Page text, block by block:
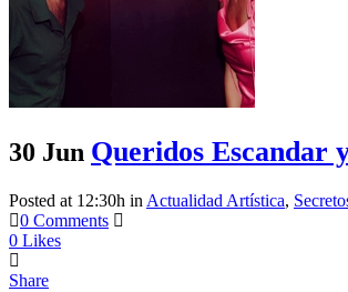
30 Jun Queridos Escandar
Posted at 12:30h in Actualidad Artística,
0 Comments
0 Likes
Share